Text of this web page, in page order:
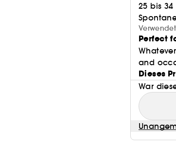
25 bis 34
Perfect
and
Dieses
War